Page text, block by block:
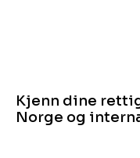
Kjenn dine
Norge og